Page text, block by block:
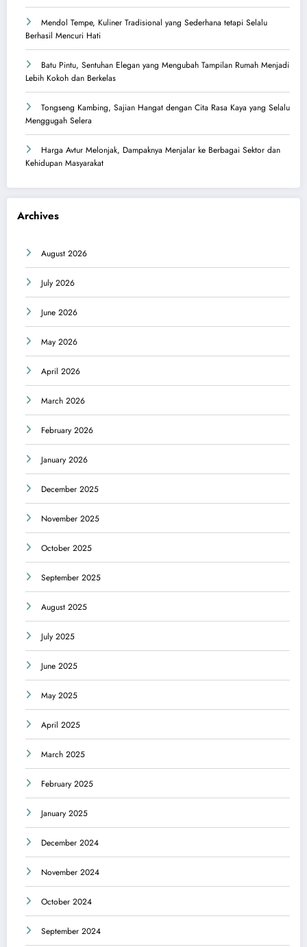
Mendol Tempe, Kuliner Tradisional yang Sederhana tetapi Selalu
Berhasil Mencuri Hati
Batu Pintu, Sentuhan Elegan yang Mengubah Tampilan Rumah Menjadi
Lebih Kokoh dan Berkelas
Tongseng Kambing, Sajian Hangat dengan Cita Rasa Kaya yang Selalu
Menggugah Selera
Harga Avtur Melonjak, Dampaknya Menjalar ke Berbagai Sektor dan
Kehidupan Masyarakat
Archives
August 2026
July 2026
June 2026
May 2026
April 2026
March 2026
February 2026
January 2026
December 2025
November 2025
October 2025
September 2025
August 2025
July 2025
June 2025
May 2025
April 2025
March 2025
February 2025
January 2025
December 2024
November 2024
October 2024
September 2024